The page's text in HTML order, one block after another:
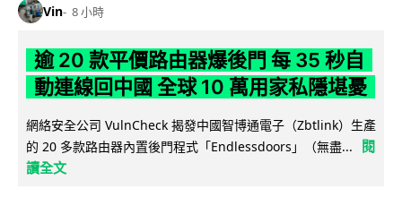
Vin 8 小時
逾 20 款平價路由器爆後門 每 35 秒自
動連線回中國 全球 10 萬用家私隱堪憂
網絡安全公司 VulnCheck 揭發中國智博通電子（Zbtlink）生產
的 20 多款路由器內置後門程式「Endlessdoors」（無盡...
閱
讀全文